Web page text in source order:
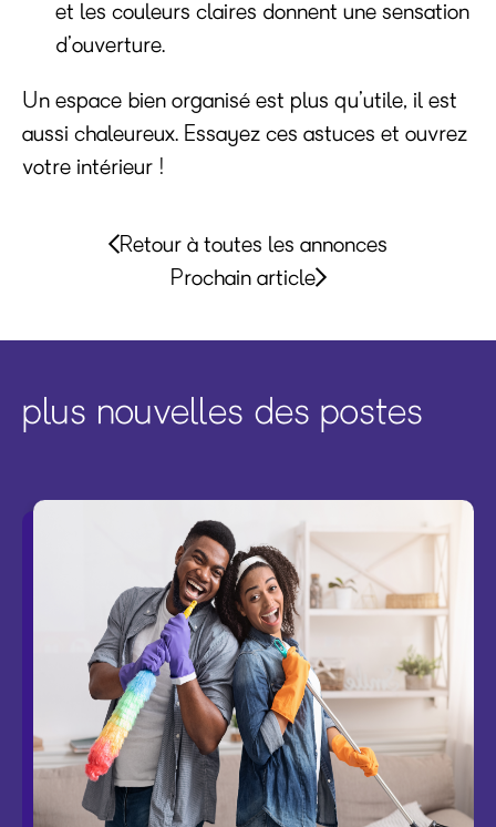
et les couleurs claires donnent une sensation
d’ouverture.
Un espace bien organisé est plus qu’utile, il est
aussi chaleureux. Essayez ces astuces et ouvrez
votre intérieur !
Retour à toutes les annonces
Prochain article
plus nouvelles des postes